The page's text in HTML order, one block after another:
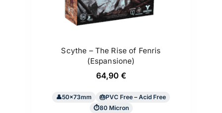
Scythe – The Rise of Fenris
(Espansione)
64,90 €
50×73mm
PVC Free – Acid Free
80 Micron